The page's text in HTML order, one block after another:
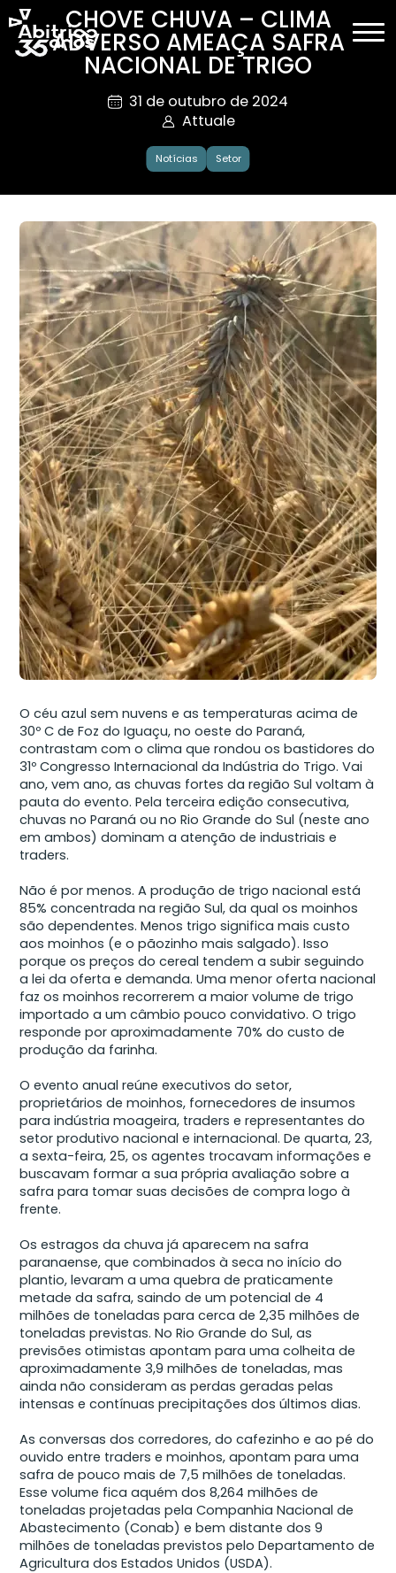
CHOVE CHUVA – CLIMA
ADVERSO AMEAÇA SAFRA
NACIONAL DE TRIGO
31 de outubro de 2024
Attuale
Notícias Setor
O céu azul sem nuvens e as temperaturas acima de
30º C de Foz do Iguaçu, no oeste do Paraná,
contrastam com o clima que rondou os bastidores do
31º Congresso Internacional da Indústria do Trigo. Vai
ano, vem ano, as chuvas fortes da região Sul voltam à
pauta do evento. Pela terceira edição consecutiva,
chuvas no Paraná ou no Rio Grande do Sul (neste ano
em ambos) dominam a atenção de industriais e
traders.
Não é por menos. A produção de trigo nacional está
85% concentrada na região Sul, da qual os moinhos
são dependentes. Menos trigo significa mais custo
aos moinhos (e o pãozinho mais salgado). Isso
porque os preços do cereal tendem a subir seguindo
a lei da oferta e demanda. Uma menor oferta nacional
faz os moinhos recorrerem a maior volume de trigo
importado a um câmbio pouco convidativo. O trigo
responde por aproximadamente 70% do custo de
produção da farinha.
O evento anual reúne executivos do setor,
proprietários de moinhos, fornecedores de insumos
para indústria moageira, traders e representantes do
setor produtivo nacional e internacional. De quarta, 23,
a sexta-feira, 25, os agentes trocavam informações e
buscavam formar a sua própria avaliação sobre a
safra para tomar suas decisões de compra logo à
frente.
Os estragos da chuva já aparecem na safra
paranaense, que combinados à seca no início do
plantio, levaram a uma quebra de praticamente
metade da safra, saindo de um potencial de 4
milhões de toneladas para cerca de 2,35 milhões de
toneladas previstas. No Rio Grande do Sul, as
previsões otimistas apontam para uma colheita de
aproximadamente 3,9 milhões de toneladas, mas
ainda não consideram as perdas geradas pelas
intensas e contínuas precipitações dos últimos dias.
As conversas dos corredores, do cafezinho e ao pé do
ouvido entre traders e moinhos, apontam para uma
safra de pouco mais de 7,5 milhões de toneladas.
Esse volume fica aquém dos 8,264 milhões de
toneladas projetadas pela Companhia Nacional de
Abastecimento (Conab) e bem distante dos 9
milhões de toneladas previstos pelo Departamento de
Agricultura dos Estados Unidos (USDA).